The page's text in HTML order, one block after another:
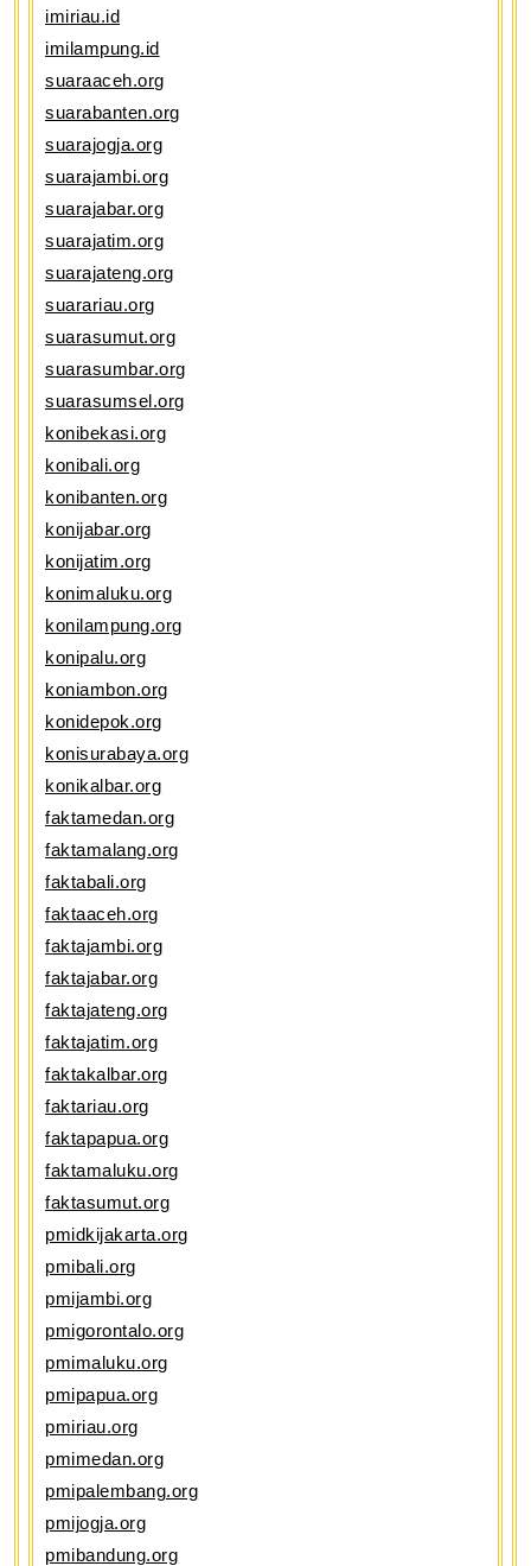
imiriau.id
imilampung.id
suaraaceh.org
suarabanten.org
suarajogja.org
suarajambi.org
suarajabar.org
suarajatim.org
suarajateng.org
suarariau.org
suarasumut.org
suarasumbar.org
suarasumsel.org
konibekasi.org
konibali.org
konibanten.org
konijabar.org
konijatim.org
konimaluku.org
konilampung.org
konipalu.org
koniambon.org
konidepok.org
konisurabaya.org
konikalbar.org
faktamedan.org
faktamalang.org
faktabali.org
faktaaceh.org
faktajambi.org
faktajabar.org
faktajateng.org
faktajatim.org
faktakalbar.org
faktariau.org
faktapapua.org
faktamaluku.org
faktasumut.org
pmidkijakarta.org
pmibali.org
pmijambi.org
pmigorontalo.org
pmimaluku.org
pmipapua.org
pmiriau.org
pmimedan.org
pmipalembang.org
pmijogja.org
pmibandung.org